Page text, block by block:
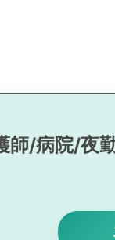
師/病院/夜